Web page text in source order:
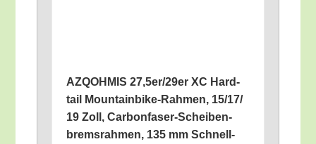
AZQOHMIS 27,5er/29er XC Hard­
tail Moun­tain­bike-Rah­men, 15/​17/​
19 Zoll, Car­bon­fa­ser-Schei­ben­
brems­rah­men, 135 mm Schnell­